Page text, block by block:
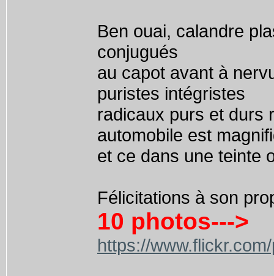
Ben ouai, calandre
conjugués
au capot avant à
puristes intégristes
radicaux purs et durs
automobile est
et ce dans une teinte
Félicitations à son
10 photos--->
https://